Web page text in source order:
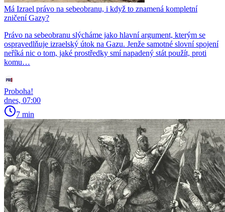
Má Izrael právo na sebeobranu, i když to znamená kompletní
zničení Gazy?
Právo na sebeobranu slýcháme jako hlavní argument, kterým se
ospravedlňuje izraelský útok na Gazu. Jenže samotné slovní spojení
neříká nic o tom, jaké prostředky smí napadený stát použít, proti
komu…
Proboha!
dnes, 07:00
7 min